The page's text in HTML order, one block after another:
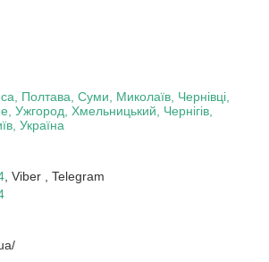
Полтава, Суми, Миколаїв, Чернівці,
Ужгород, Хмельницький, Чернігів,
Україна
, Viber , Telegram